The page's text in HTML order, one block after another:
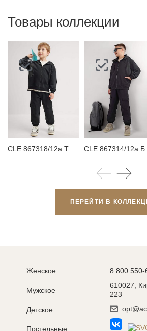
Товары коллекции
CLE 867318/12а Толстовка детская для мальчика
ПЕРЕЙТИ В
Женское
Мужское
Детское
Постельные
8 800 550-
610027,
223